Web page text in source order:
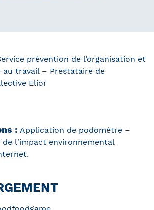
prévention de l’organisation et
au travail – Prestataire de
Elior
: Application de podomètre –
l'impact environnemental